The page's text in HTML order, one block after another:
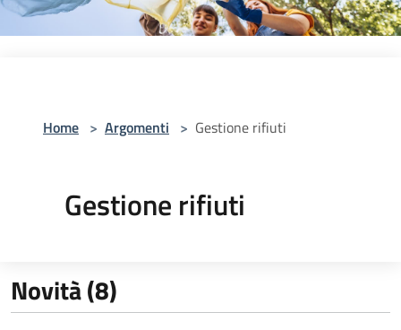
Home > Argomenti > Gestione rifiuti
Gestione rifiuti
Novità (8)